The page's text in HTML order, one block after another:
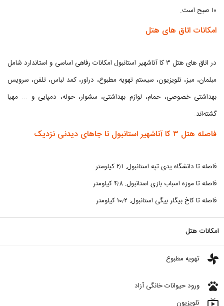
۱۰ صبح است.
امکانات اتاق های هتل
در اتاق های هتل ۳ کا آتاشهیر استانبول امکانات رفاهی اساسی و استاندارد شامل
مبلمان، میز، تلویزیون، سیستم تهویه مطبوع، دراور، کمد لباس، تلفن، سرویس
بهداشتی خصوصی، حمام، لوازم بهداشتی، سشوار، حوله، دمپایی و ... مهیا
گشته‌اند.
فاصله هتل ۳ کا آتاشهیر استانبول تا جاهای دیدنی نزدیک
فاصله تا دانشگاه یدی تپه استانبول: ۲٫۱ کیلومتر
فاصله تا موزه اسباب بازی استانبول: ۴٫۸ کیلومتر
فاصله تا کاخ بیگلر بیگی استانبول: ۱۰٫۲ کیلومتر
امکانات هتل
toys تهویه مطبوع
pets ورود حیوانات خانگی آزاد
live_tv تلویزیون